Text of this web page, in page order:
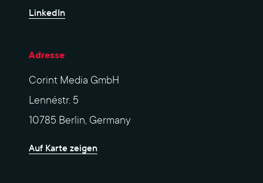
LinkedIn
Adresse
Corint Media GmbH
Lennéstr. 5
10785 Berlin, Germany
Auf Karte zeigen